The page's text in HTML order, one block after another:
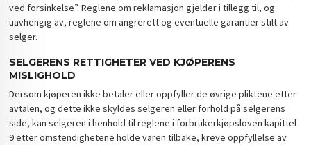
ved forsinkelse”. Reglene om reklamasjon gjelder i tillegg til, og
uavhengig av, reglene om angrerett og eventuelle garantier stilt av
selger.
SELGERENS RETTIGHETER VED KJØPERENS
MISLIGHOLD
Dersom kjøperen ikke betaler eller oppfyller de øvrige pliktene etter
avtalen, og dette ikke skyldes selgeren eller forhold på selgerens
side, kan selgeren i henhold til reglene i forbrukerkjøpsloven kapittel
9 etter omstendighetene holde varen tilbake, kreve oppfyllelse av